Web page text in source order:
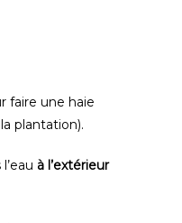
faire une haie
plantation).
à l’extérieur